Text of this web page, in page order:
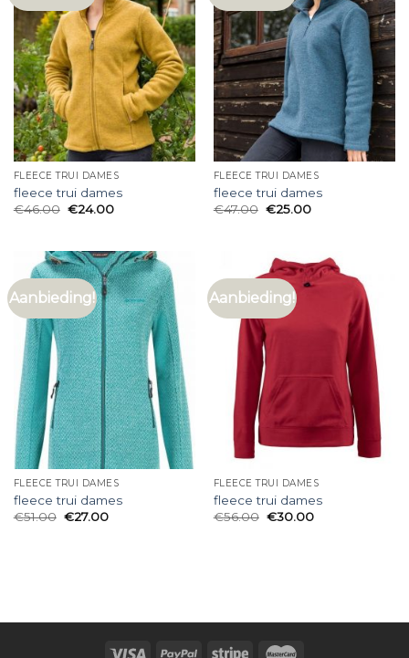
FLEECE TRUI DAMES
fleece trui dames
€46.00 €24.00
FLEECE TRUI DAMES
fleece trui dames
€47.00 €25.00
Aanbieding!
FLEECE TRUI DAMES
fleece trui dames
€51.00 €27.00
Aanbieding!
FLEECE TRUI DAMES
fleece trui dames
€56.00 €30.00